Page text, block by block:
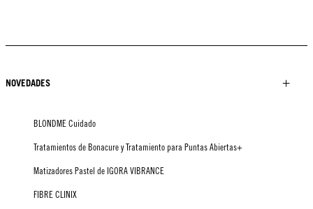
NOVEDADES
BLONDME Cuidado
Tratamientos de Bonacure y Tratamiento para Puntas Abiertas+
Matizadores Pastel de IGORA VIBRANCE
FIBRE CLINIX